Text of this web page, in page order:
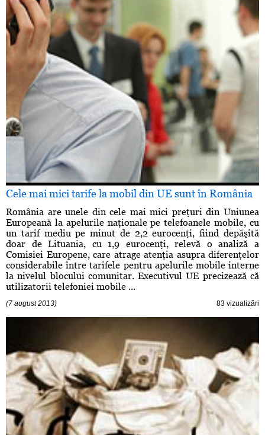
Cele mai mici tarife la mobil din UE sunt în România
România are unele din cele mai mici preţuri din Uniunea
Europeană la apelurile naţionale pe telefoanele mobile, cu
un tarif mediu pe minut de 2,2 eurocenţi, fiind depăşită
doar de Lituania, cu 1,9 eurocenţi, relevă o analiză a
Comisiei Europene, care atrage atenţia asupra diferenţelor
considerabile între tarifele pentru apelurile mobile interne
la nivelul blocului comunitar. Executivul UE precizează că
utilizatorii telefoniei mobile ...
(7 august 2013) 83 vizualizări